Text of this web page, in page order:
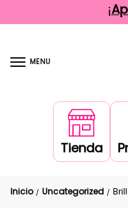
¡
MENU
Tienda
Inicio / Uncategorized /